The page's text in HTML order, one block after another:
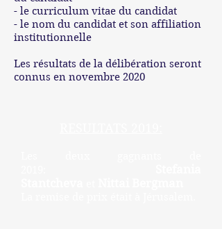
- le curriculum vitae du candidat
- le nom du candidat et son affiliation
institutionnelle
Les résultats de la délibération seront
connus en novembre 2020